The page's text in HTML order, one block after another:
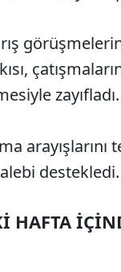
zayıfladı.
destekledi.